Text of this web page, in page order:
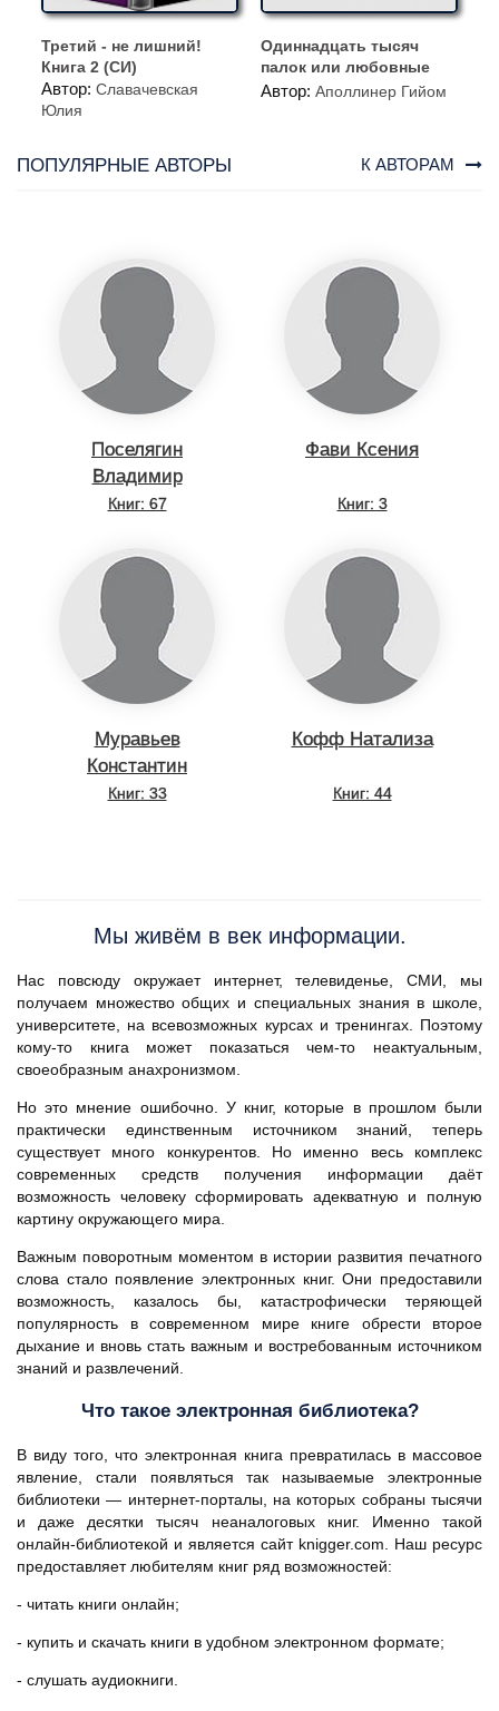
Третий - не лишний!
Книга 2 (СИ)
Автор: Славачевская
Юлия
Одиннадцать тысяч
палок или любовные
похождения господаря
Автор: Аполлинер Гийом
ПОПУЛЯРНЫЕ АВТОРЫ К АВТОРАМ
Поселягин
Владимир
Геннадьевич
Книг: 67
Фави Ксения
Книг: 3
Муравьев
Константин
Николаевич
Книг: 33
Кофф Натализа
Книг: 44
Мы живём в век информации.
Нас повсюду окружает интернет, телевиденье, СМИ, мы
получаем множество общих и специальных знания в школе,
университете, на всевозможных курсах и тренингах. Поэтому
кому-то книга может показаться чем-то неактуальным,
своеобразным анахронизмом.
Но это мнение ошибочно. У книг, которые в прошлом были
практически единственным источником знаний, теперь
существует много конкурентов. Но именно весь комплекс
современных средств получения информации даёт
возможность человеку сформировать адекватную и полную
картину окружающего мира.
Важным поворотным моментом в истории развития печатного
слова стало появление электронных книг. Они предоставили
возможность, казалось бы, катастрофически теряющей
популярность в современном мире книге обрести второе
дыхание и вновь стать важным и востребованным источником
знаний и развлечений.
Что такое электронная библиотека?
В виду того, что электронная книга превратилась в массовое
явление, стали появляться так называемые электронные
библиотеки — интернет-порталы, на которых собраны тысячи
и даже десятки тысяч неаналоговых книг. Именно такой
онлайн-библиотекой и является сайт knigger.com. Наш ресурс
предоставляет любителям книг ряд возможностей:
- читать книги онлайн;
- купить и скачать книги в удобном электронном формате;
- слушать аудиокниги.